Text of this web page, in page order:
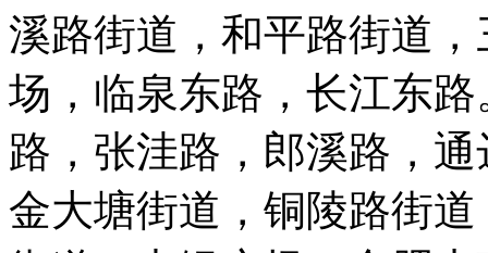
溪路街道，和平路街道
场，临泉东路，长江东
路，张洼路，郎溪路，
金大塘街道，铜陵路街